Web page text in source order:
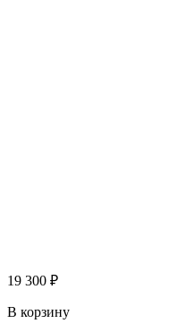
19 300 ₽
В корзину